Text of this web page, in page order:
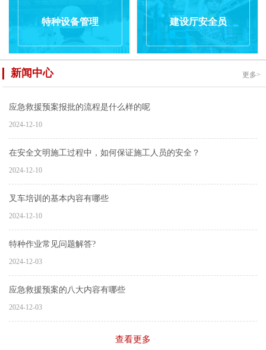
特种设备管理 建设厅安全员
新闻中心 更多>
应急救援预案报批的流程是什么样的呢
2024-12-10
在安全文明施工过程中，如何保证施工人员的安全？
2024-12-10
叉车培训的基本内容有哪些
2024-12-10
特种作业常见问题解答?
2024-12-03
应急救援预案的八大内容有哪些
2024-12-03
查看更多